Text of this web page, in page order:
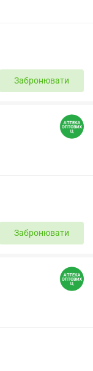
Забронювати
Забронювати